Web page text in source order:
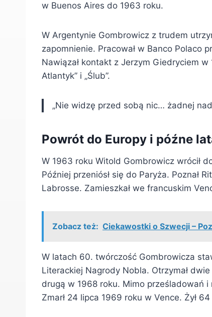
w Buenos Aires do 1963 roku.
W Argentynie Gombrowicz z trudem
zapomnienie. Pracował w Banco Polaco
Nawiązał kontakt z Jerzym Giedryciem
Atlantyk” i „Ślub”.
„Nie widzę przed sobą nic… żadnej
Powrót do Europy i późne
W 1963 roku Witold Gombrowicz wrócił
Później przeniósł się do Paryża. Poznał
Labrosse. Zamieszkał we francuskim
Zobacz też: Ciekawostki o Szwecji –
W latach 60. twórczość Gombrowicza
Literackiej Nagrody Nobla. Otrzymał
drugą w 1968 roku. Mimo prześladowań
Zmarł 24 lipca 1969 roku w Vence. Żył